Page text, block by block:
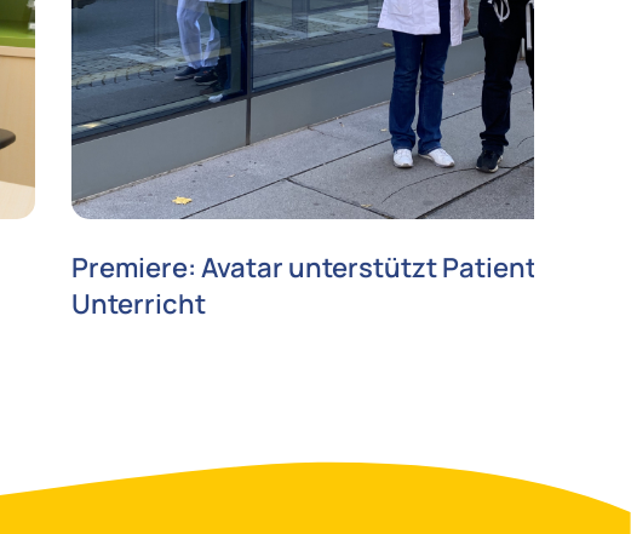
Premiere: Avatar unterstützt Patient*innen
Unterricht